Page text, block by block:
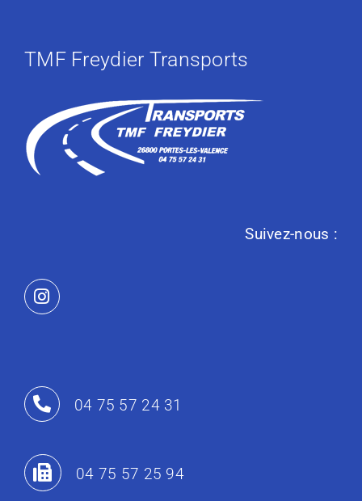
TMF Freydier Transports
Suivez-nous :
04 75 57 24 31
04 75 57 25 94